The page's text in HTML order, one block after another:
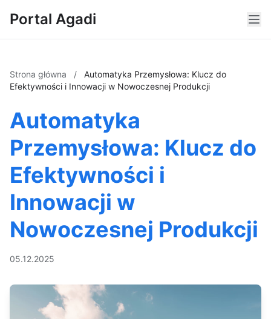
Portal Agadi
Strona główna /
Automatyka Przemysłowa: Klucz do
Efektywności i Innowacji w Nowoczesnej Produkcji
Automatyka
Przemysłowa: Klucz do
Efektywności i
Innowacji w
Nowoczesnej Produkcji
05.12.2025